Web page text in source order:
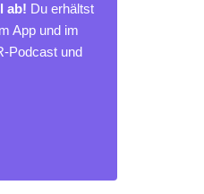
ab! Du erhältst
App und im
Podcast und